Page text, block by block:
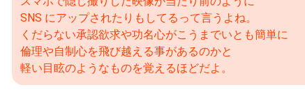
SNS にアップされたりもしてるって言うよね。
くだらない承認欲求や功名心がこうまでいとも簡単に
倫理や自制心を飛び越える事があるのかと
軽い目眩のようなものを覚えるほどだよ。